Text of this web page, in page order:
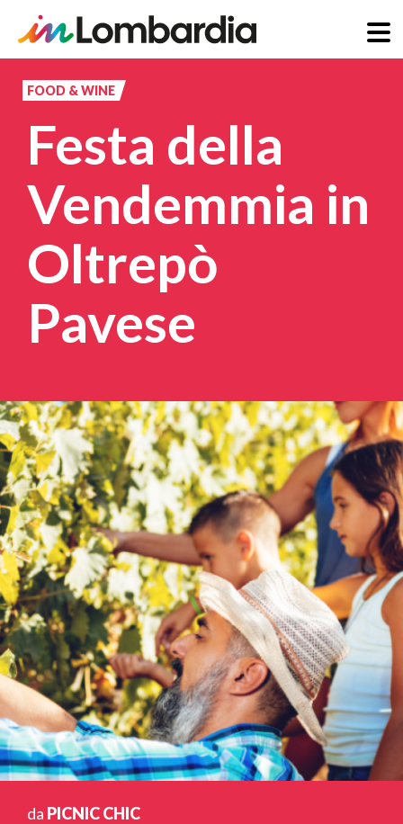
principale
FOOD & WINE
Festa della
Vendemmia in
Oltrepò
Pavese
da PICNIC CHIC